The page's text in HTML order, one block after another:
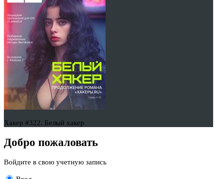
Хакер #322. Белый хакер
Добро пожаловать
Войдите в свою учетную запись